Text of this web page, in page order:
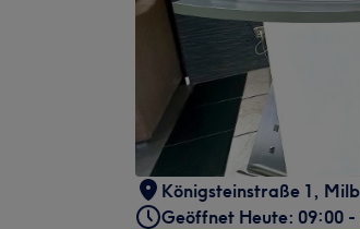
Königsteinstraße 1 ,
Geöffnet Heute: 09:00 -